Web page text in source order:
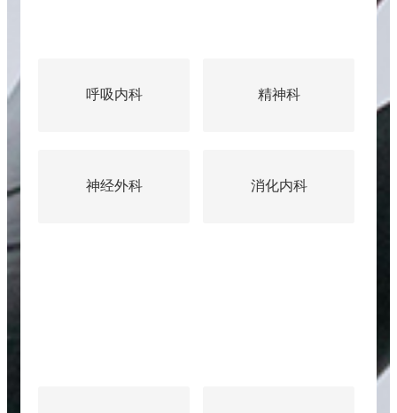
呼吸内科
神经外科
精神科
消化内科